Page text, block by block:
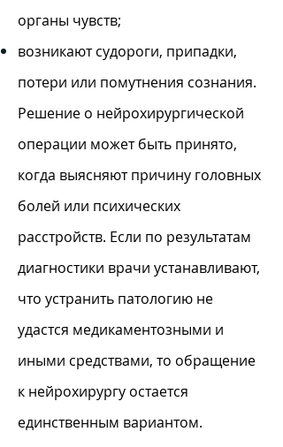
органы чувств;
возникают судороги, припадки,
потери или помутнения сознания.
Решение о нейрохирургической
операции может быть принято,
когда выясняют причину головных
болей или психических
расстройств. Если по результатам
диагностики врачи устанавливают,
что устранить патологию не
удастся медикаментозными и
иными средствами, то обращение
к нейрохирургу остается
единственным вариантом.